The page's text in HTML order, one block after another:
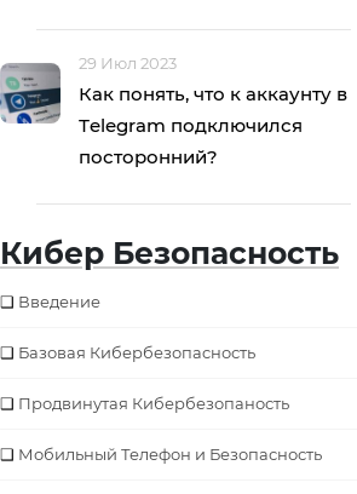
29 Июл 2023
Как понять, что к аккаунту в
Тelegram подключился
посторонний?
Кибер Безопасность
Введение
Базовая Кибербезопаcность
Продвинутая Кибербезопаность
Мобильный Телефон и Безопасность